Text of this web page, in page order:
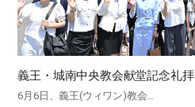
義王・城南中央教会献堂記念礼拝
6月6日、義王(ウィワン)教会…